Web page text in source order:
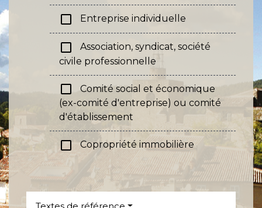
check_box_outline_blank Entreprise individuelle
check_box_outline_blank
Association, syndicat, société
civile professionnelle
check_box_outline_blank
Comité social et économique
(ex-comité d'entreprise) ou comité
d'établissement
check_box_outline_blank Copropriété immobilière